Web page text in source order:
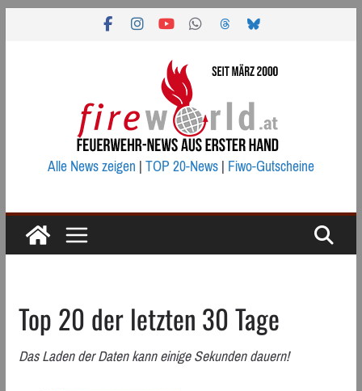
Alle News zeigen|TOP 20-News|Fiwo-Gutscheine
Top 20 der letzten 30 Tage
Das Laden der Daten kann einige Sekunden dauern!